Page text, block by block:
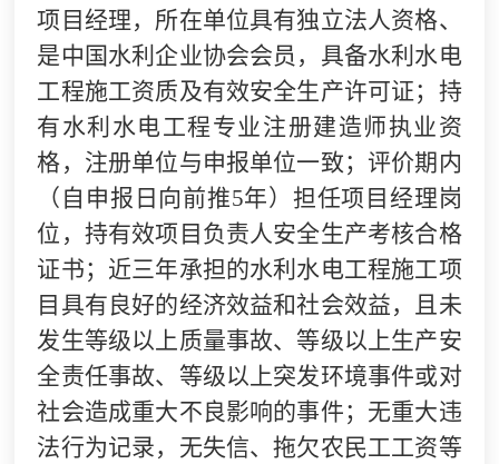
项目经理，所在单位具有独立法人资格、
是中国水利企业协会会员，具备水利水电
工程施工资质及有效安全生产许可证；持
有水利水电工程专业注册建造师执业资
格，注册单位与申报单位一致；评价期内
（自申报日向前推5年）担任项目经理岗
位，持有效项目负责人安全生产考核合格
证书；近三年承担的水利水电工程施工项
目具有良好的经济效益和社会效益，且未
发生等级以上质量事故、等级以上生产安
全责任事故、等级以上突发环境事件或对
社会造成重大不良影响的事件；无重大违
法行为记录，无失信、拖欠农民工工资等